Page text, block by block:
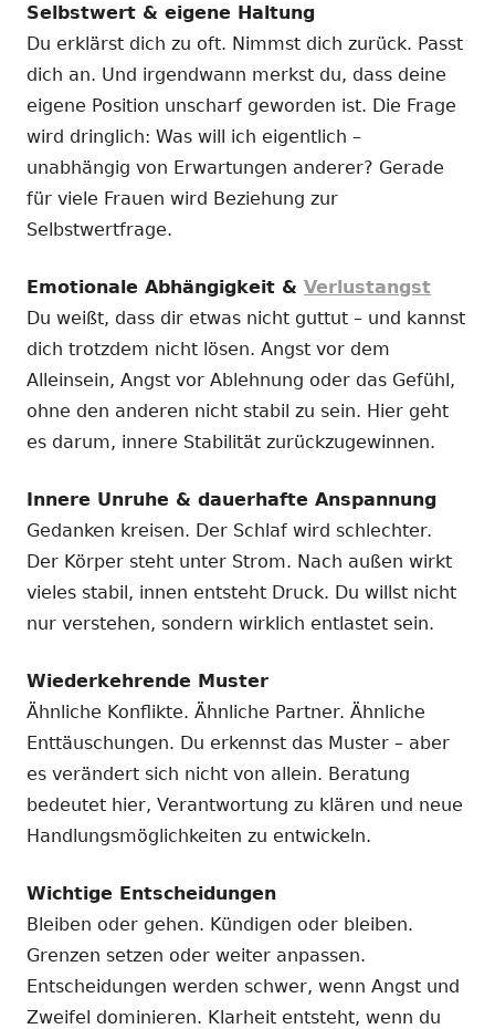
Selbstwert & eigene Haltung
Du erklärst dich zu oft. Nimmst dich zurück. Passt
dich an. Und irgendwann merkst du, dass deine
eigene Position unscharf geworden ist. Die Frage
wird dringlich: Was will ich eigentlich –
unabhängig von Erwartungen anderer? Gerade
für viele Frauen wird Beziehung zur
Selbstwertfrage.
Emotionale Abhängigkeit & Verlustangst
Du weißt, dass dir etwas nicht guttut – und kannst
dich trotzdem nicht lösen. Angst vor dem
Alleinsein, Angst vor Ablehnung oder das Gefühl,
ohne den anderen nicht stabil zu sein. Hier geht
es darum, innere Stabilität zurückzugewinnen.
Innere Unruhe & dauerhafte Anspannung
Gedanken kreisen. Der Schlaf wird schlechter.
Der Körper steht unter Strom. Nach außen wirkt
vieles stabil, innen entsteht Druck. Du willst nicht
nur verstehen, sondern wirklich entlastet sein.
Wiederkehrende Muster
Ähnliche Konflikte. Ähnliche Partner. Ähnliche
Enttäuschungen. Du erkennst das Muster – aber
es verändert sich nicht von allein. Beratung
bedeutet hier, Verantwortung zu klären und neue
Handlungsmöglichkeiten zu entwickeln.
Wichtige Entscheidungen
Bleiben oder gehen. Kündigen oder bleiben.
Grenzen setzen oder weiter anpassen.
Entscheidungen werden schwer, wenn Angst und
Zweifel dominieren. Klarheit entsteht, wenn du